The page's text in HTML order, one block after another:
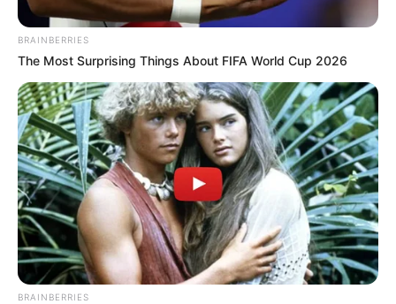
Alcaldía de Cartagena
El anuncio se dio tras conocerse quien será el nuevo
ministro de Ambiente los próximos 4 años
BRAINBERRIES
The Most Surprising Things About FIFA World Cup 2026
BRAINBERRIES